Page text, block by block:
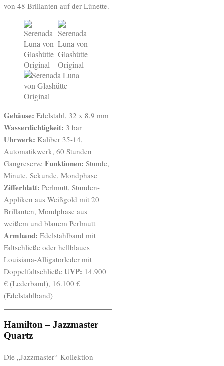
von 48 Brillanten auf der Lünette.
Gehäuse: Edelstahl, 32 x 8,9 mm
Wasserdichtigkeit: 3 bar
Uhrwerk: Kaliber 35-14,
Automatikwerk, 60 Stunden
Gangreserve Funktionen: Stunde,
Minute, Sekunde, Mondphase
Zifferblatt: Perlmutt, Stunden-
Appliken aus Weißgold mit 20
Brillanten, Mondphase aus
weißem und blauem Perlmutt
Armband: Edelstahlband mit
Faltschließe oder hellblaues
Louisiana-Alligatorleder mit
Doppelfaltschließe UVP: 14.900
€ (Lederband), 16.100 €
(Edelstahlband)
Hamilton – Jazzmaster
Quartz
Die „Jazzmaster“-Kollektion